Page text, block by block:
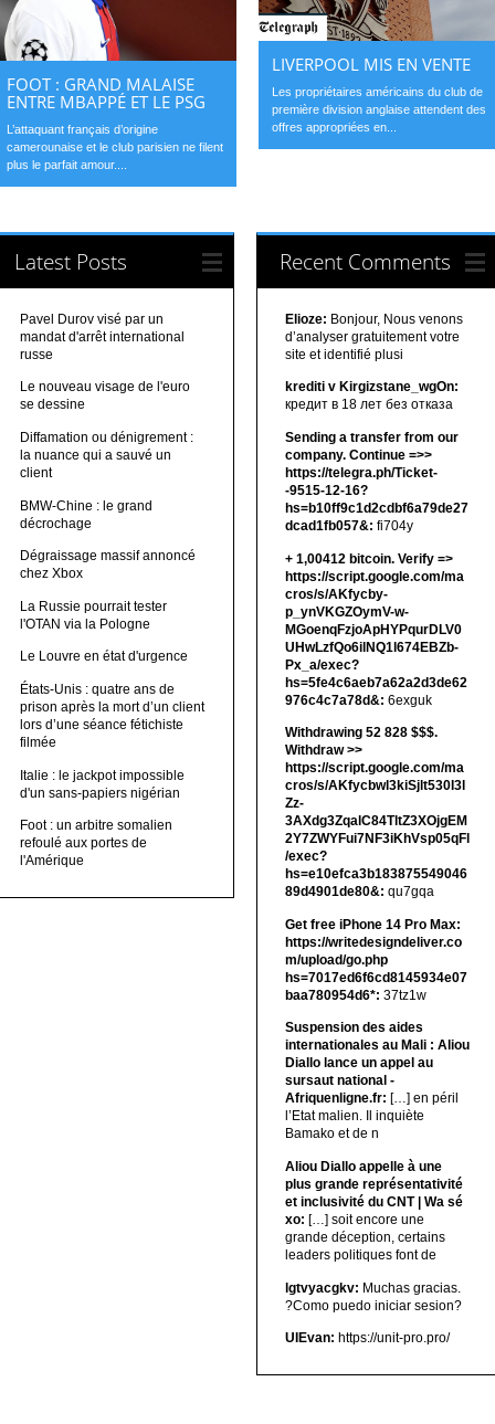
FOOT : GRAND MALAISE
ENTRE MBAPPÉ ET LE PSG
L’attaquant français d’origine
camerounaise et le club parisien ne filent
plus le parfait amour....
LIVERPOOL MIS EN VENTE
Les propriétaires américains du club de
première division anglaise attendent des
offres appropriées en...
Latest Posts
Pavel Durov visé par un
mandat d'arrêt international
russe
Le nouveau visage de l'euro
se dessine
Diffamation ou dénigrement :
la nuance qui a sauvé un
client
BMW-Chine : le grand
décrochage
Dégraissage massif annoncé
chez Xbox
La Russie pourrait tester
l'OTAN via la Pologne
Le Louvre en état d'urgence
États-Unis : quatre ans de
prison après la mort d’un client
lors d’une séance fétichiste
filmée
Italie : le jackpot impossible
d'un sans-papiers nigérian
Foot : un arbitre somalien
refoulé aux portes de
l'Amérique
Recent Comments
Elioze: Bonjour, Nous venons
d’analyser gratuitement votre
site et identifié plusi
krediti v Kirgizstane_wgOn:
кредит в 18 лет без отказа
Sending a transfer from our
company. Continue =>>
https://telegra.ph/Ticket-
-9515-12-16?
hs=b10ff9c1d2cdbf6a79de27
dcad1fb057&: fi704y
+ 1,00412 bitсоin. Verify =>
https://script.google.com/ma
cros/s/AKfycby-
p_ynVKGZOymV-w-
MGoenqFzjoApHYPqurDLV0
UHwLzfQo6ilNQ1l674EBZb-
Px_a/exec?
hs=5fe4c6aeb7a62a2d3de62
976c4c7a78d&: 6exguk
Withdrawing 52 828 $$$.
Withdrаw >>
https://script.google.com/ma
cros/s/AKfycbwl3kiSjlt530I3l
Zz-
3AXdg3ZqalC84TltZ3XOjgEM
2Y7ZWYFui7NF3iKhVsp05qFl
/exec?
hs=e10efca3b183875549046
89d4901de80&: qu7gqa
Get free iPhone 14 Pro Max:
https://writedesigndeliver.co
m/upload/go.php
hs=7017ed6f6cd8145934e07
baa780954d6*: 37tz1w
Suspension des aides
internationales au Mali : Aliou
Diallo lance un appel au
sursaut national -
Afriquenligne.fr: […] en péril
l’Etat malien. Il inquiète
Bamako et de n
Aliou Diallo appelle à une
plus grande représentativité
et inclusivité du CNT | Wa sé
xo: […] soit encore une
grande déception, certains
leaders politiques font de
lgtvyacgkv: Muchas gracias.
?Como puedo iniciar sesion?
UIEvan: https://unit-pro.pro/